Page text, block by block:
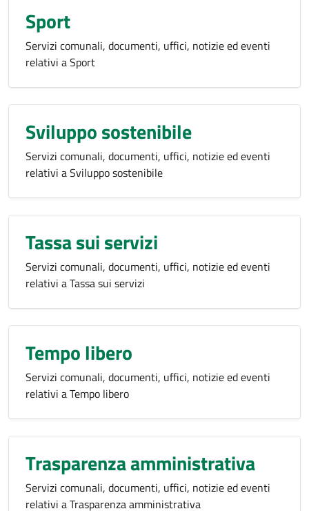
Sport
Servizi comunali, documenti, uffici, notizie ed eventi
relativi a Sport
Sviluppo sostenibile
Servizi comunali, documenti, uffici, notizie ed eventi
relativi a Sviluppo sostenibile
Tassa sui servizi
Servizi comunali, documenti, uffici, notizie ed eventi
relativi a Tassa sui servizi
Tempo libero
Servizi comunali, documenti, uffici, notizie ed eventi
relativi a Tempo libero
Trasparenza amministrativa
Servizi comunali, documenti, uffici, notizie ed eventi
relativi a Trasparenza amministrativa